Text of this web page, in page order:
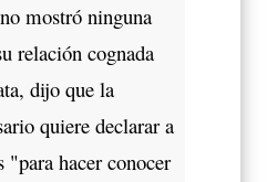
mostró ninguna
relación cognada
dijo que la
quiere declarar a
"para hacer conocer